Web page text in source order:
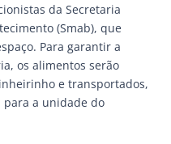
da Secretaria
(Smab), que
Para garantir a
os alimentos serão
e transportados,
para a unidade do